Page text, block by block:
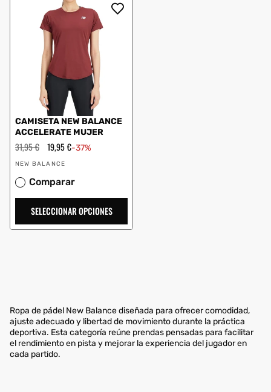
CAMISETA NEW BALANCE
ACCELERATE MUJER
Precio
habitual
31,95 € Precio
de
oferta
19,95 €-37%
Proveedor:
NEW BALANCE
Comparar
SELECCIONAR OPCIONES
Ropa de pádel New Balance diseñada para ofrecer comodidad,
ajuste adecuado y libertad de movimiento durante la práctica
deportiva. Esta categoría reúne prendas pensadas para facilitar
el rendimiento en pista y mejorar la experiencia del jugador en
cada partido.